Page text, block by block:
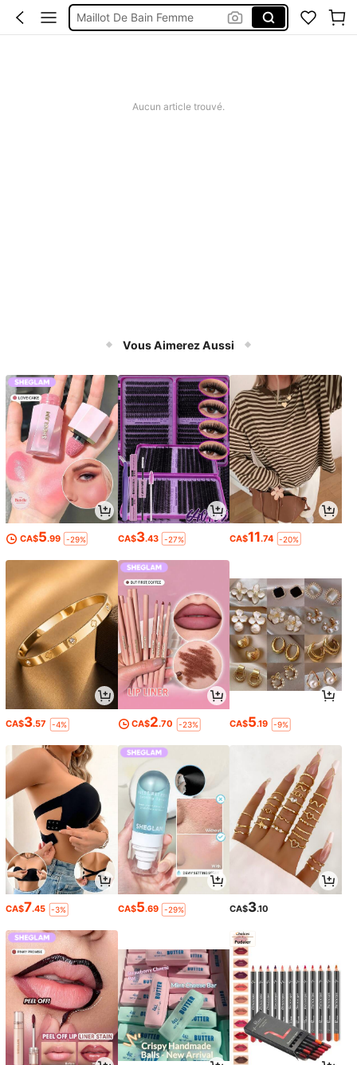
Maillot De Bain Femme
Aucun article trouvé.
Vous Aimerez Aussi
CA$5.99 -29% CA$3.43 -27% CA$11.74 -20%
CA$3.57 -4% CA$2.70 -23% CA$5.19 -9%
CA$7.45 -3% CA$5.69 -29% CA$3.10